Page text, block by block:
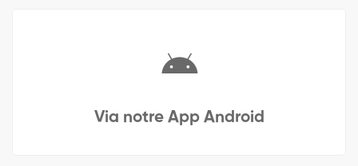
Via notre App Android